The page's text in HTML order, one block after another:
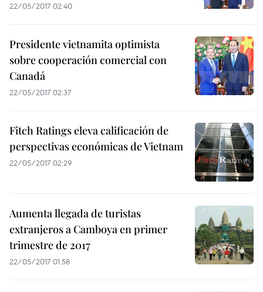
22/05/2017 02:40
Presidente vietnamita optimista
sobre cooperación comercial con
Canadá
22/05/2017 02:37
Fitch Ratings eleva calificación de
perspectivas económicas de Vietnam
22/05/2017 02:29
Aumenta llegada de turistas
extranjeros a Camboya en primer
trimestre de 2017
22/05/2017 01:58